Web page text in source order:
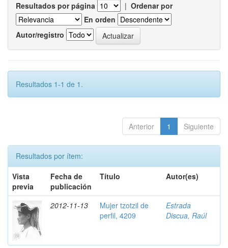
Resultados por página | Ordenar por
En orden
Autor/registro
Resultados 1-1 de 1.
Anterior 1 Siguiente
Resultados por ítem:
Vista
previa
Fecha de
publicación
Título Autor(es)
2012-11-13
Mujer tzotzil de
perfil, 4209
Estrada
Discua, Raúl